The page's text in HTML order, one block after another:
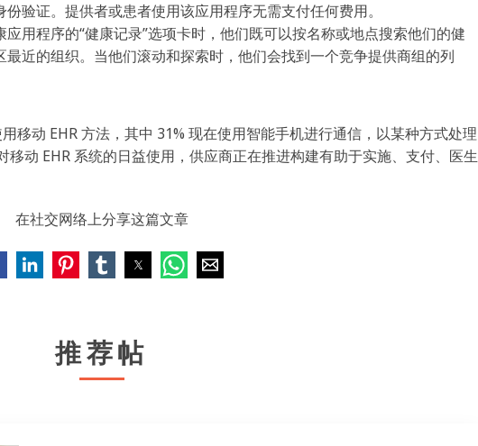
验证。提供者或患者使用该应用程序无需支付任何费用。
用程序的“健康记录”选项卡时，他们既可以按名称或地点搜索他们的健
近的组织。当他们滚动和探索时，他们会找到一个竞争提供商组的列
移动 EHR 方法，其中 31% 现在使用智能手机进行通信，以某种方式处理
动 EHR 系统的日益使用，供应商正在推进构建有助于实施、支付、医生
在社交网络上分享这篇文章
推荐帖